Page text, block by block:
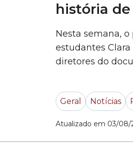
história
Nesta semana,
estudantes
diretores do
falaram sobre
Geral Notícias
Atualizado em 03/08/